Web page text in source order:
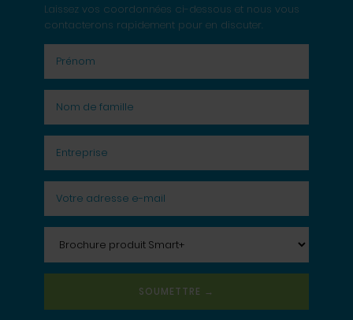
Laissez vos coordonnées ci-dessous et nous vous
contacterons rapidement pour en discuter.